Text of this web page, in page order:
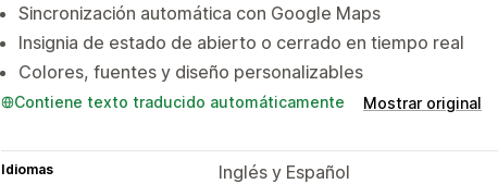
Sincronización automática con Google Maps
Insignia de estado de abierto o cerrado en tiempo real
Colores, fuentes y diseño personalizables
Contiene texto traducido automáticamente Mostrar original
Idiomas Inglés y Español